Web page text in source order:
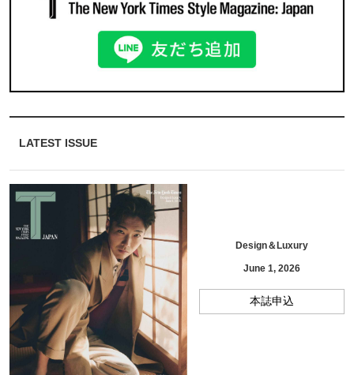
LATEST ISSUE
Design＆Luxury
June 1, 2026
本誌申込